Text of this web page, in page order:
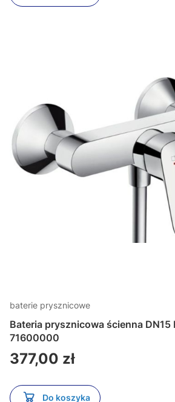
baterie prysznicowe
Bateria prysznicowa ścienna DN15 Hansgrohe Logis
71600000
Cena
377,00 zł
Do koszyka